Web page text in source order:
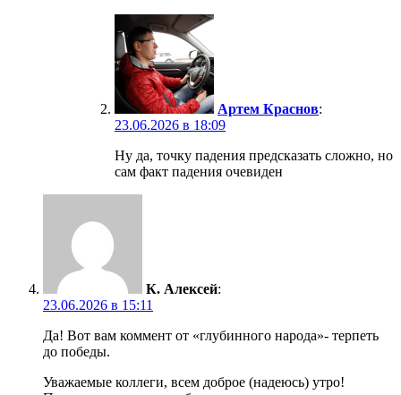
Артем Краснов:
23.06.2026 в 18:09
Ну да, точку падения предсказать сложно, но
сам факт падения очевиден
К. Алексей:
23.06.2026 в 15:11
Да! Вот вам коммент от «глубинного народа»- терпеть
до победы.
Уважаемые коллеги, всем доброе (надеюсь) утро!